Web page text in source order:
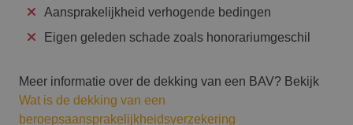
Aansprakelijkheid verhogende bedingen
Eigen geleden schade zoals honorariumgeschil
Meer informatie over de dekking van een BAV? Bekijk
Wat is de dekking van een
beroepsaansprakelijkheidsverzekering